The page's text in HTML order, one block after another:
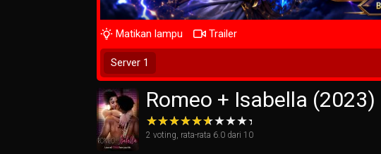
Tunggu 2 Detik
Matikan lampu Trailer
Server 1
Romeo + Isabella (2023)
2 voting, rata-rata 6.0 dari 10